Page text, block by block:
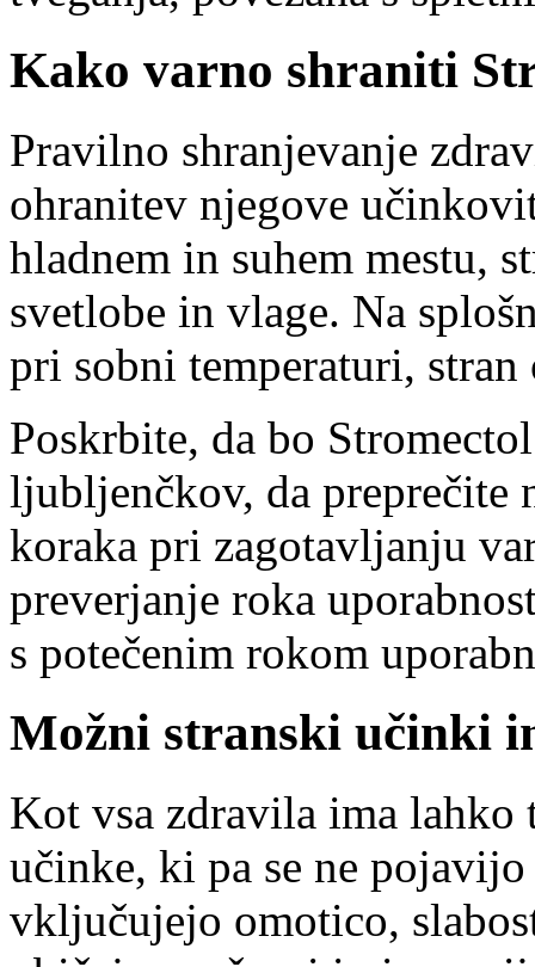
Kako varno shraniti
Pravilno shranjevanje
ohranitev njegove
hladnem in suhem mestu,
svetlobe in vlage. Na
pri sobni temperaturi,
Poskrbite, da bo
ljubljenčkov, da preprečite
koraka pri zagotavljanju
preverjanje roka
s potečenim rokom
Možni stranski učinki
Kot vsa zdravila ima lahko
učinke, ki pa se ne
vključujejo omotico,